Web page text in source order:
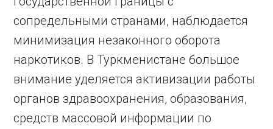
сопредельными странами, наблюдается
минимизация незаконного оборота
наркотиков. В Туркменистане большое
внимание уделяется активизации работы
органов здравоохранения, образования,
средств массовой информации по